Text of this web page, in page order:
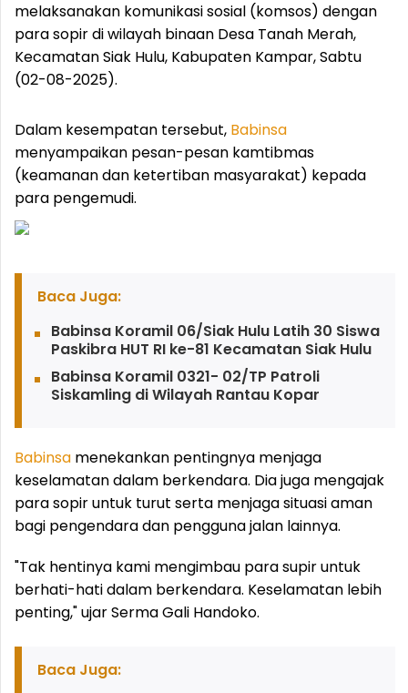
melaksanakan komunikasi sosial (komsos) dengan
para sopir di wilayah binaan Desa Tanah Merah,
Kecamatan Siak Hulu, Kabupaten Kampar, Sabtu
(02-08-2025).
Dalam kesempatan tersebut, Babinsa
menyampaikan pesan-pesan kamtibmas
(keamanan dan ketertiban masyarakat) kepada
para pengemudi.
Baca Juga:
Babinsa Koramil 06/Siak Hulu Latih 30 Siswa
Paskibra HUT RI ke-81 Kecamatan Siak Hulu
Babinsa Koramil 0321- 02/TP Patroli
Siskamling di Wilayah Rantau Kopar
Babinsa menekankan pentingnya menjaga
keselamatan dalam berkendara. Dia juga mengajak
para sopir untuk turut serta menjaga situasi aman
bagi pengendara dan pengguna jalan lainnya.
"Tak hentinya kami mengimbau para supir untuk
berhati-hati dalam berkendara. Keselamatan lebih
penting," ujar Serma Gali Handoko.
Baca Juga: